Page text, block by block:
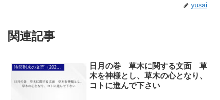
yusai
関連記事
日月の巻 草木に関する文面 草
木を神様とし、草木の心となり、
コトに進んで下さい